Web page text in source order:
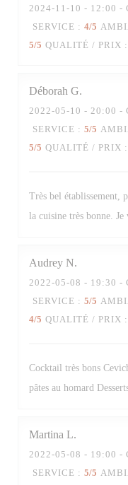
2024-11-10 - 12:00 -
SERVICE : 4/5
5/5 QUALITÉ / PRIX :
Déborah G
2022-05-10 - 20:00 -
SERVICE : 5/5
5/5 QUALITÉ / PRIX :
Très bel établissement,
la cuisine très bonne.
Audrey N
2022-05-08 - 19:30 -
SERVICE : 5/5
4/5 QUALITÉ / PRIX :
Cocktail très bons
pâtes au homard
Martina L
2022-05-08 - 19:00 -
SERVICE : 5/5